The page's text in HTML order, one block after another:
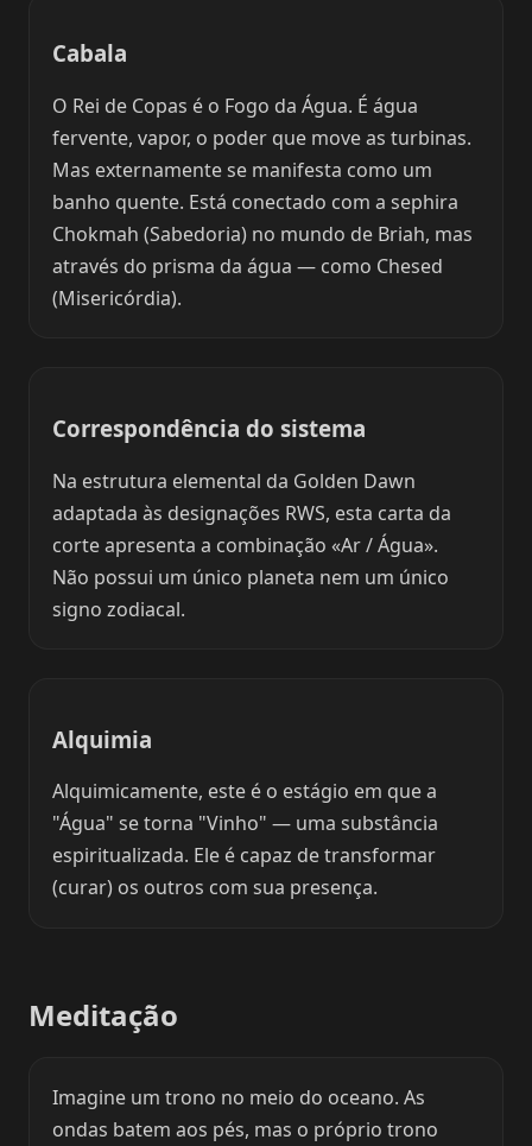
Cabala
O Rei de Copas é o Fogo da Água. É água
fervente, vapor, o poder que move as turbinas.
Mas externamente se manifesta como um
banho quente. Está conectado com a sephira
Chokmah (Sabedoria) no mundo de Briah, mas
através do prisma da água — como Chesed
(Misericórdia).
Correspondência do sistema
Na estrutura elemental da Golden Dawn
adaptada às designações RWS, esta carta da
corte apresenta a combinação «Ar / Água».
Não possui um único planeta nem um único
signo zodiacal.
Alquimia
Alquimicamente, este é o estágio em que a
"Água" se torna "Vinho" — uma substância
espiritualizada. Ele é capaz de transformar
(curar) os outros com sua presença.
Meditação
Imagine um trono no meio do oceano. As
ondas batem aos pés, mas o próprio trono